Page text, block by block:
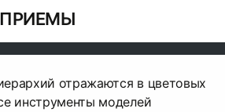
отражаются в цветовых
инструменты моделей